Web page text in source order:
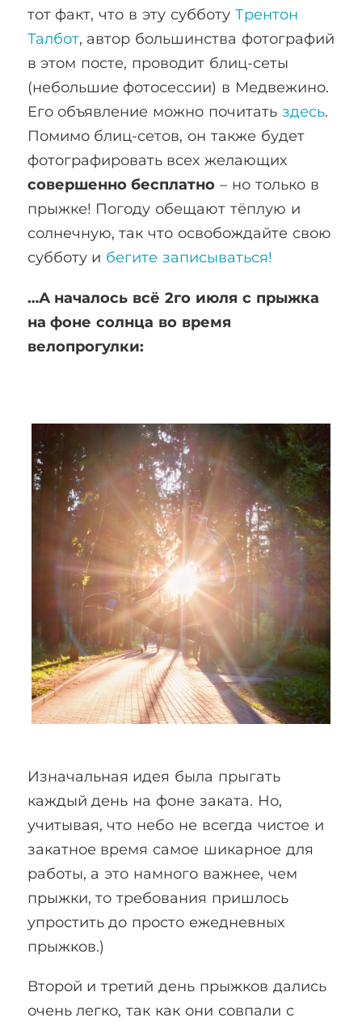
тот факт, что в эту субботу Трентон
Талбот, автор большинства фотографий
в этом посте, проводит блиц-сеты
(небольшие фотосессии) в Медвежино.
Его объявление можно почитатьздесь.
Помимо блиц-сетов, он также будет
фотографировать всех желающих
совершенно бесплатно – но только в
прыжке! Погоду обещают тёплую и
солнечную, так что освобождайте свою
субботу и бегите записываться!
…А началось всё 2го июля с прыжка
на фоне солнца во время
велопрогулки:
Изначальная идея была прыгать
каждый день на фоне заката. Но,
учитывая, что небо не всегда чистое и
закатное время самое шикарное для
работы, а это намного важнее, чем
прыжки, то требования пришлось
упростить до просто ежедневных
прыжков.)
Второй и третий день прыжков дались
очень легко, так как они совпали с